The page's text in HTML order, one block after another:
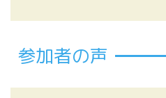
参加者の声